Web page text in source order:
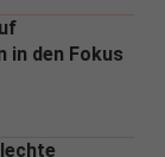
in den Fokus